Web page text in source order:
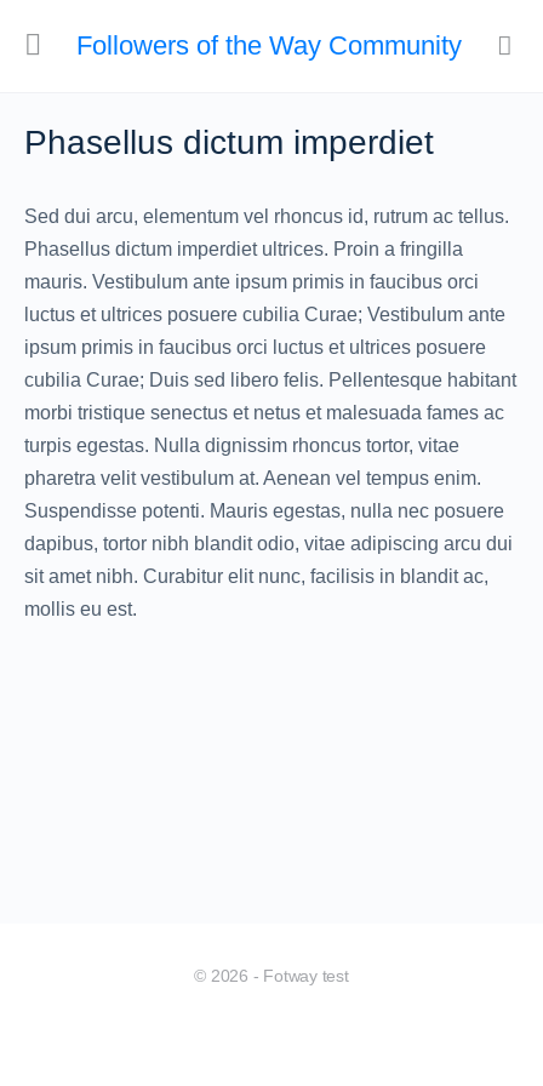
Followers of the Way Community
Phasellus dictum imperdiet
Sed dui arcu, elementum vel rhoncus id, rutrum ac tellus.
Phasellus dictum imperdiet ultrices. Proin a fringilla
mauris. Vestibulum ante ipsum primis in faucibus orci
luctus et ultrices posuere cubilia Curae; Vestibulum ante
ipsum primis in faucibus orci luctus et ultrices posuere
cubilia Curae; Duis sed libero felis. Pellentesque habitant
morbi tristique senectus et netus et malesuada fames ac
turpis egestas. Nulla dignissim rhoncus tortor, vitae
pharetra velit vestibulum at. Aenean vel tempus enim.
Suspendisse potenti. Mauris egestas, nulla nec posuere
dapibus, tortor nibh blandit odio, vitae adipiscing arcu dui
sit amet nibh. Curabitur elit nunc, facilisis in blandit ac,
mollis eu est.
© 2026 - Fotway test